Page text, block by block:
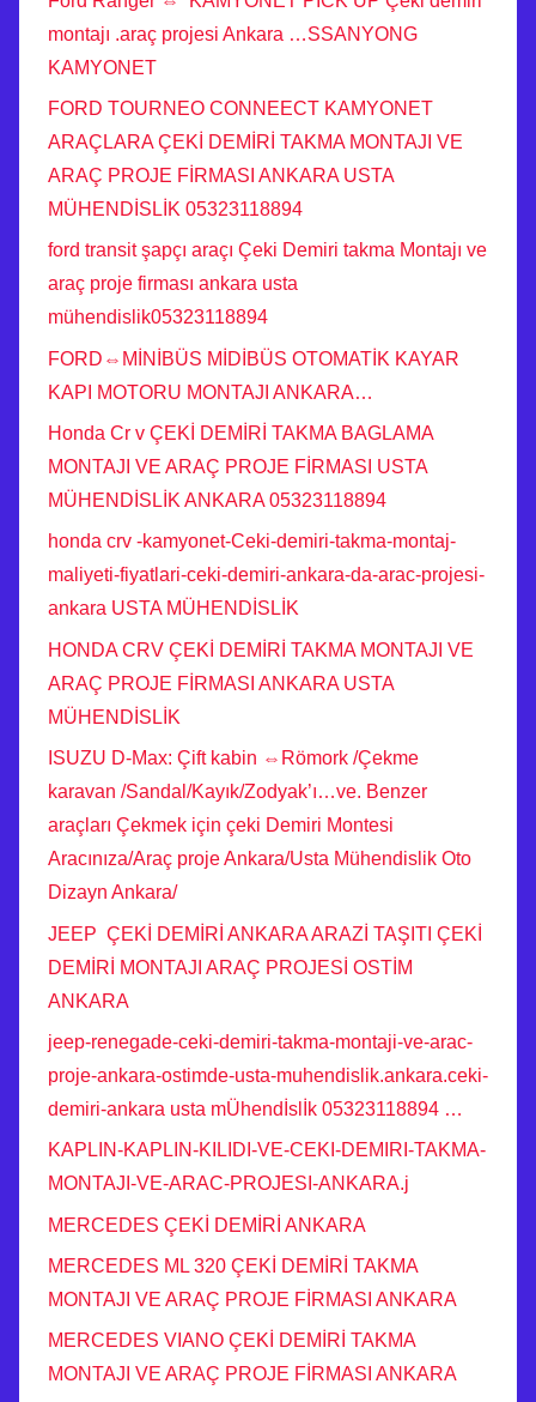
montajı .araç projesi Ankara …SSANYONG
KAMYONET
FORD TOURNEO CONNEECT KAMYONET
ARAÇLARA ÇEKİ DEMİRİ TAKMA MONTAJI VE
ARAÇ PROJE FİRMASI ANKARA USTA
MÜHENDİSLİK 05323118894
ford transit şapçı araçı Çeki Demiri takma Montajı ve
araç proje firması ankara usta
mühendislik05323118894
FORD⇔MİNİBÜS MİDİBÜS OTOMATİK KAYAR
KAPI MOTORU MONTAJI ANKARA…
Honda Cr v ÇEKİ DEMİRİ TAKMA BAGLAMA
MONTAJI VE ARAÇ PROJE FİRMASI USTA
MÜHENDİSLİK ANKARA 05323118894
honda crv -kamyonet-Ceki-demiri-takma-montaj-
maliyeti-fiyatlari-ceki-demiri-ankara-da-arac-projesi-
ankara USTA MÜHENDİSLİK
HONDA CRV ÇEKİ DEMİRİ TAKMA MONTAJI VE
ARAÇ PROJE FİRMASI ANKARA USTA
MÜHENDİSLİK
ISUZU D-Max: Çift kabin ⇔Römork /Çekme
karavan /Sandal/Kayık/Zodyak’ı…ve. Benzer
araçları Çekmek için çeki Demiri Montesi
Aracınıza/Araç proje Ankara/Usta Mühendislik Oto
Dizayn Ankara/
JEEP ÇEKİ DEMİRİ ANKARA ARAZİ TAŞITI ÇEKİ
DEMİRİ MONTAJI ARAÇ PROJESİ OSTİM
ANKARA
jeep-renegade-ceki-demiri-takma-montaji-ve-arac-
proje-ankara-ostimde-usta-muhendislik.ankara.ceki-
demiri-ankara usta mÜhendİslİk 05323118894 …
KAPLIN-KAPLIN-KILIDI-VE-CEKI-DEMIRI-TAKMA-
MONTAJI-VE-ARAC-PROJESI-ANKARA.j
MERCEDES ÇEKİ DEMİRİ ANKARA
MERCEDES ML 320 ÇEKİ DEMİRİ TAKMA
MONTAJI VE ARAÇ PROJE FİRMASI ANKARA
MERCEDES VIANO ÇEKİ DEMİRİ TAKMA
MONTAJI VE ARAÇ PROJE FİRMASI ANKARA